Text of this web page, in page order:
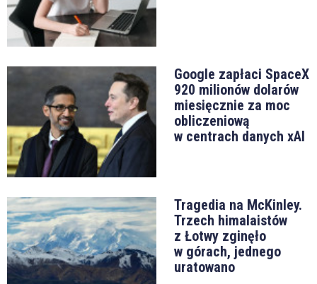
Google zapłaci SpaceX
920 milionów dolarów
miesięcznie za moc
obliczeniową
w centrach danych xAI
Tragedia na McKinley.
Trzech himalaistów
z Łotwy zginęło
w górach, jednego
uratowano